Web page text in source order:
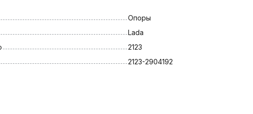
Опоры
Lada
2123
2123-2904192